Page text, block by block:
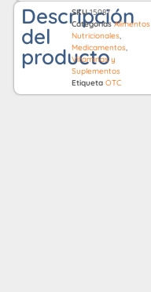
Descripción
del
producto
SKU15087
Categorías Alimentos
Nutricionales
Medicamentos
Vitaminas y
Suplementos
Etiqueta OTC